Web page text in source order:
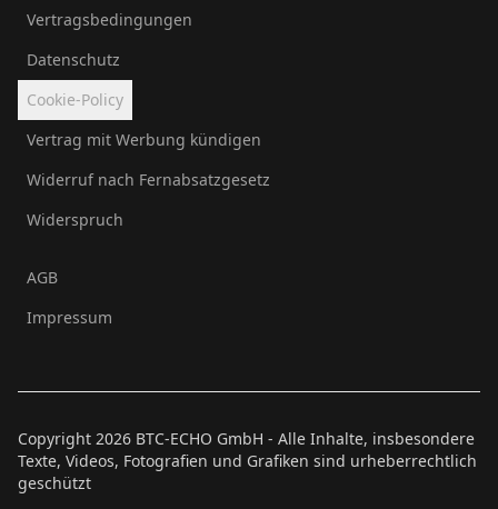
Vertragsbedingungen
Datenschutz
Cookie-Policy
Vertrag mit Werbung kündigen
Widerruf nach Fernabsatzgesetz
Widerspruch
AGB
Impressum
Copyright 2026 BTC-ECHO GmbH - Alle Inhalte, insbesondere
Texte, Videos, Fotografien und Grafiken sind urheberrechtlich
geschützt